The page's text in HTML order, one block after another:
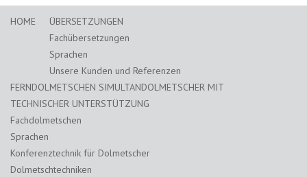
HOME
ÜBERSETZUNGEN
Fachübersetzungen
Sprachen
Unsere Kunden und Referenzen
FERNDOLMETSCHEN SIMULTANDOLMETSCHER MIT
TECHNISCHER UNTERSTÜTZUNG
Fachdolmetschen
Sprachen
Konferenztechnik für Dolmetscher
Dolmetschtechniken